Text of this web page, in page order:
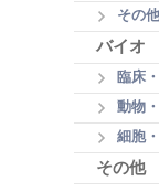
その
バイオ
臨床
動物
細胞
その他